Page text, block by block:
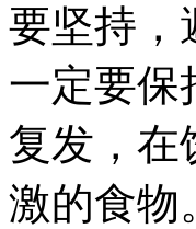
要坚持，
一定要保
复发，在
激的食物